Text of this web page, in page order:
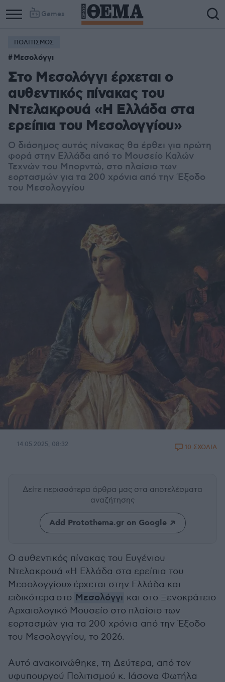
Games
Column
1
ΠΟΛΙΤΙΣΜΟΣ
Μεσολόγγι
Στο Μεσολόγγι έρχεται ο
αυθεντικός πίνακας του
Ντελακρουά «Η Ελλάδα στα
ερείπια του Μεσολογγίου»
O διάσημος αυτός πίνακας θα έρθει για πρώτη
φορά στην Ελλάδα από το Μουσείο Καλών
Τεχνών του Μπορντώ, στο πλαίσιο των
εορτασμών για τα 200 χρόνια από την Έξοδο
του Μεσολογγίου
14.05.2025, 08:32 10 ΣΧΟΛΙΑ
Δείτε περισσότερα άρθρα μας στα αποτελέσματα
αναζήτησης
Add Protothema.gr on Google
O αυθεντικός πίνακας του Ευγένιου
Ντελακρουά «Η Ελλάδα στα ερείπια του
Μεσολογγίου» έρχεται στην Ελλάδα και
ειδικότερα στο Μεσολόγγι και στο Ξενοκράτειο
Αρχαιολογικό Μουσείο στο πλαίσιο των
εορτασμών για τα 200 χρόνια από την Έξοδο
του Μεσολογγίου, το 2026.
Αυτό ανακοινώθηκε, τη Δεύτερα, από τον
υφυπουργού Πολιτισμού κ. Ιάσονα Φωτήλα